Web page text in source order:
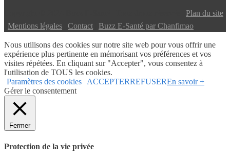
Plan du site
Mentions légales Contact Buzz E-Santé par Chanfimao
Nous utilisons des cookies sur notre site web pour vous offrir une
expérience plus pertinente en mémorisant vos préférences et vos
visites répétées. En cliquant sur "Accepter", vous consentez à
l'utilisation de TOUS les cookies.
Paramètres des cookies ACCEPTERREFUSEREn savoir +
Gérer le consentement
Fermer
Protection de la vie privée